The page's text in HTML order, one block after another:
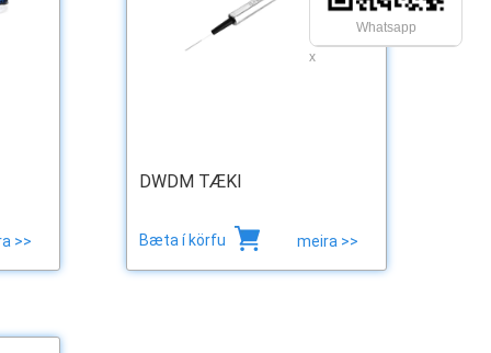
>>
DWDM TÆKI
Bæta í körfu meira >>
Whatsapp
x